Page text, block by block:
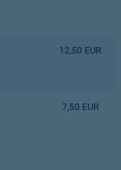
12,50 EUR
7,50 EUR